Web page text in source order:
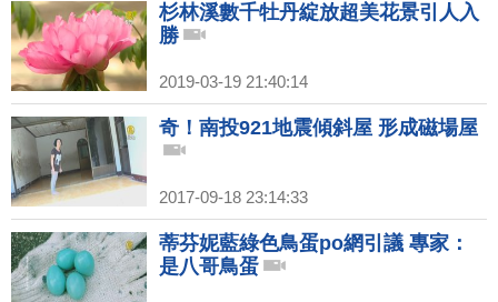
杉林溪數千牡丹綻放超美花景引人入
勝
2019-03-19 21:40:14
奇！南投921地震傾斜屋 形成磁場屋
2017-09-18 23:14:33
蒂芬妮藍綠色鳥蛋po網引議 專家：
是八哥鳥蛋